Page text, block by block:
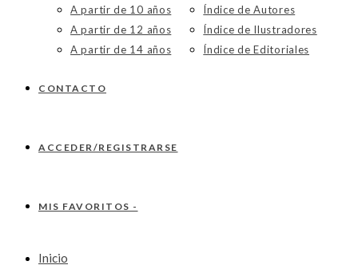
A partir de 10 años
A partir de 12 años
A partir de 14 años
Índice de Autores
Índice de Ilustradores
Índice de Editoriales
CONTACTO
ACCEDER/REGISTRARSE
MIS FAVORITOS -
Inicio